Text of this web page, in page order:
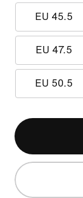
EU 45.5
EU 47.5
EU 50.5